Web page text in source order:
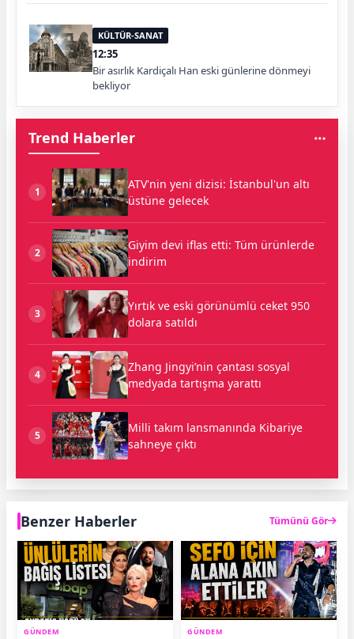
KÜLTÜR-SANAT
12:35
Bir asırlık Kardiçalı Han eski günlerine dönmeyi
bekliyor
Trend Haberler
1
ATV'nin yeni dizisi: İstanbul'un altı
üstüne gelecek
2
Giyim devi iflas etti: Tüm ürünlerde
indirim
3
Yırtık ve eski görünümlü ceket 950
dolara satıldı
4
Zhang Jingyi’nin çantası sosyal
medyada tartışma yarattı
5
Milli takım lansmanında Kibariye
sahneye çıktı
Benzer Haberler Tümünü Gör
GÜNDEM GÜNDEM